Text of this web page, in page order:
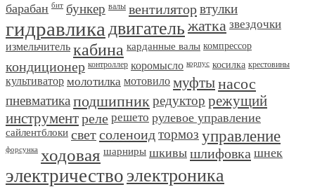
барабан бит бункер валы вентиляторвтулки
гидравлика двигатель жатка звездочки
измельчитель кабина карданные валы компрессор
кондиционер контроллер коромысло корпус косилка крестовины
культиватор молотилка мотовило муфтынасос
пневматика подшипник редуктор режущий
инструментреле решето рулевое управление
сайлентблоки светсоленоидтормоз управление
форсунка ходовая шарниры шкивы шлифовка шнек
электричество электроника